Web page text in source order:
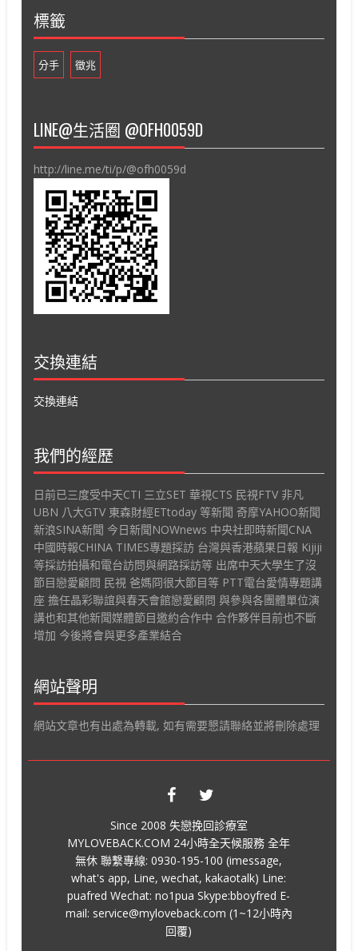
標籤
分手 徵兆
LINE@生活圈 @OFH0059D
http://line.me/ti/p/@ofh0059d
交換連結
交換連結
我們的經歷
日前已三度受中天CTI 三立SET 華視CTS 民視FTV 非凡
UBN 八大GTV 東森財經ETtoday 等新聞 奇摩YAHOO新聞
新浪SINA新聞 今日新聞NOWnews 中央社即時新聞CNA
中國時報CHINA TIMES專題採訪 台灣與香港蘋果日報 Kijiji
等採訪拍攝和電台訪問與網路採訪等 出席中天大學生了沒
節目戀愛顧問 民視 爸媽冏很大節目等 PTT電台愛情專題講
座 擔任晶彩聯誼與春天會館戀愛顧問 與參與各團體單位演
講也和其他新聞媒體節目邀約合作中 合作夥伴目前也不斷
增加 今後將會與更多產業結合
網站聲明
網站文章也有出處為轉載, 如有需要懇請聯絡並將刪除處理
Since 2008 失戀挽回診療室
MYLOVEBACK.COM 24小時全天候服務 全年
無休 聯繫專線: 0930-195-100 (imessage,
what's app, Line, wechat, kakaotalk) Line:
puafred Wechat: no1pua Skype:bboyfred E-
mail: service@myloveback.com (1~12小時內
回覆)